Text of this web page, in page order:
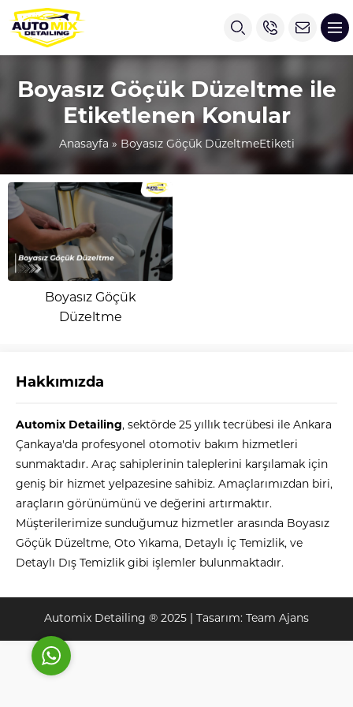
Boyasız Göçük Düzeltme ile
Etiketlenen Konular
Anasayfa » Boyasız Göçük DüzeltmeEtiketi
Boyasız Göçük
Düzeltme
Hakkımızda
Automix Detailing, sektörde 25 yıllık tecrübesi ile Ankara
Çankaya'da profesyonel otomotiv bakım hizmetleri
sunmaktadır. Araç sahiplerinin taleplerini karşılamak için
geniş bir hizmet yelpazesine sahibiz. Amaçlarımızdan biri,
araçların görünümünü ve değerini artırmaktır.
Müşterilerimize sunduğumuz hizmetler arasında Boyasız
Göçük Düzeltme, Oto Yıkama, Detaylı İç Temizlik, ve
Detaylı Dış Temizlik gibi işlemler bulunmaktadır.
Automix Detailing ® 2025 | Tasarım: Team Ajans
Automix